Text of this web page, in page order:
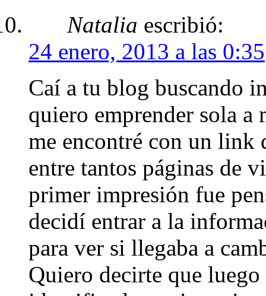
Natalia escribió:
24 enero, 2013 a las 0:35
Caí a tu blog buscando
quiero emprender sola a
me encontré con un link
entre tantos páginas de
primer impresión fue
decidí entrar a la
para ver si llegaba a
Quiero decirte que